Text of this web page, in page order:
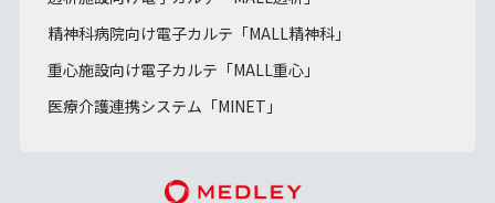
精神科病院向け電子カルテ「MALL精神科」
重心施設向け電子カルテ「MALL重心」
医療介護連携システム「MINET」